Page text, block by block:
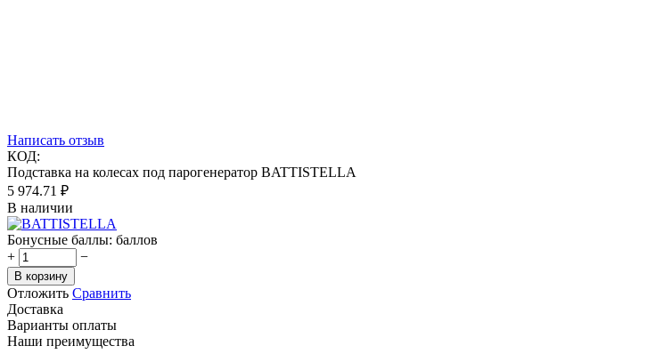
Написать отзыв
КОД:
Подставка на колесах под парогенератор BATTISTELLA
5 974.71 ₽
В наличии
Бонусные баллы: баллов
+
−
В корзину
Отложить Сравнить
Доставка
Варианты оплаты
Наши преимущества